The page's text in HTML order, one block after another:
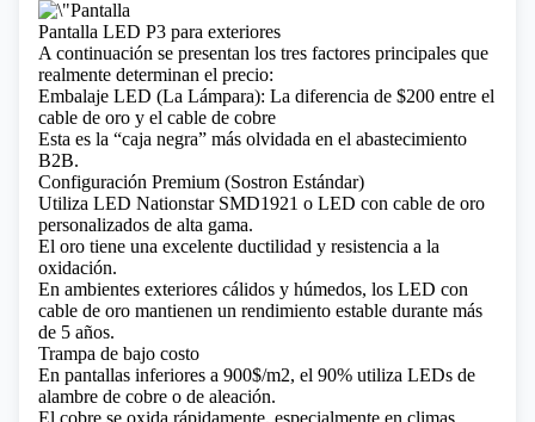
Pantalla LED P3 para exteriores
A continuación se presentan los tres factores principales que
realmente determinan el precio:
Embalaje LED (La Lámpara): La diferencia de $200 entre el
cable de oro y el cable de cobre
Esta es la “caja negra” más olvidada en el abastecimiento
B2B.
Configuración Premium (Sostron Estándar)
Utiliza LED Nationstar SMD1921 o LED con cable de oro
personalizados de alta gama.
El oro tiene una excelente ductilidad y resistencia a la
oxidación.
En ambientes exteriores cálidos y húmedos, los LED con
cable de oro mantienen un rendimiento estable durante más
de 5 años.
Trampa de bajo costo
En pantallas inferiores a 900$/m2, el 90% utiliza LEDs de
alambre de cobre o de aleación.
El cobre se oxida rápidamente, especialmente en climas